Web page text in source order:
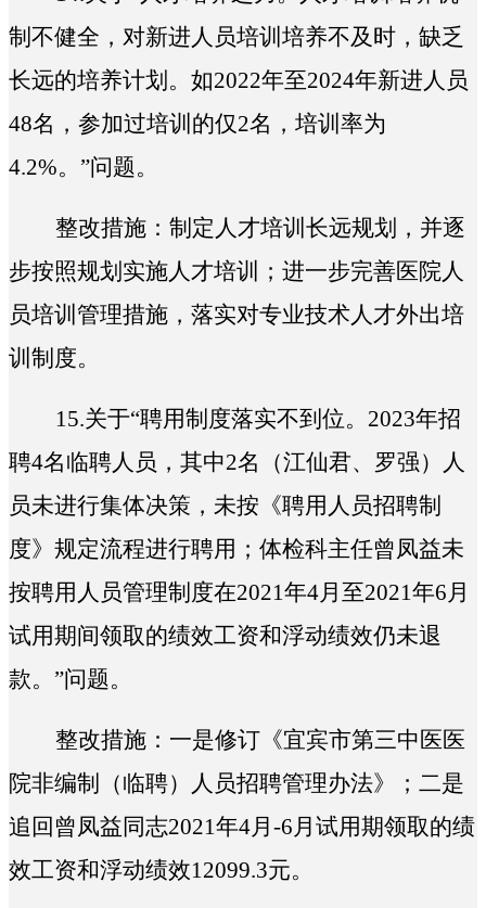
制不健全，对新进人员培训培养不及时，缺乏
长远的培养计划。如2022年至2024年新进人员
48名，参加过培训的仅2名，培训率为
4.2%。”问题。
整改措施：制定人才培训长远规划，并逐
步按照规划实施人才培训；进一步完善医院人
员培训管理措施，落实对专业技术人才外出培
训制度。
15.关于“聘用制度落实不到位。2023年招
聘4名临聘人员，其中2名（江仙君、罗强）人
员未进行集体决策，未按《聘用人员招聘制
度》规定流程进行聘用；体检科主任曾凤益未
按聘用人员管理制度在2021年4月至2021年6月
试用期间领取的绩效工资和浮动绩效仍未退
款。 ”问题。
整改措施：一是修订《宜宾市第三中医医
院非编制（临聘）人员招聘管理办法》；二是
追回曾凤益同志2021年4月-6月试用期领取的绩
效工资和浮动绩效12099.3元。